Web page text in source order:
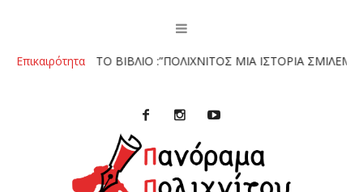
Επικαιρότητα
ΤΟ ΒΙΒΛΙΟ :”ΠΟΛΙΧΝΙΤΟΣ ΜΙΑ ΙΣΤΟΡΙΑ ΣΜΙΛΕΜΕΝΗ